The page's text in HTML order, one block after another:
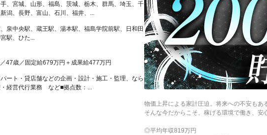
手、宮城、山形、福島、茨城、栃木、群馬、埼玉、千
潟、長野、富山、石川、福井、...
泉中央駅、蔵王駅、湯本駅、福島学院前駅、日和田
駅、ひた...
47歳／固定給679万円＋成果給477万円
ート・貸店舗などの企画・設計・施工・監理、なら
経営代行業務 など■拠点数：...
物価上昇による家計圧迫。将来への不安もあ
そんな今だからこそ、稼げる環境で働き、安
◎平均年収819万円